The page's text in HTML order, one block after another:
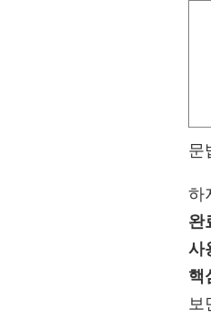
문
하
완
사
핵
보